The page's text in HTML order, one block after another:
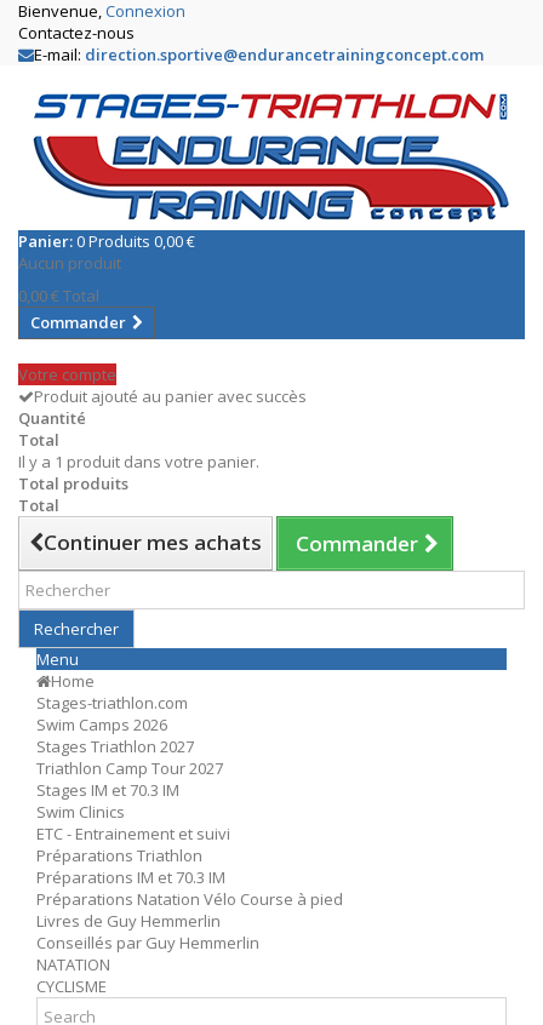
Bienvenue,Connexion
Contactez-nous
E-mail: direction.sportive@endurancetrainingconcept.com
Panier:0Produits 0,00 €
Aucun produit
0,00 € Total
Commander
Votre compte
Produit ajouté au panier avec succès
Quantité
Total
Il y a 1 produit dans votre panier.
Total produits
Total
Continuer mes achats Commander
Rechercher
Menu
Home
Stages-triathlon.com
Swim Camps 2026
Stages Triathlon 2027
Triathlon Camp Tour 2027
Stages IM et 70.3 IM
Swim Clinics
ETC - Entrainement et suivi
Préparations Triathlon
Préparations IM et 70.3 IM
Préparations Natation Vélo Course à pied
Livres de Guy Hemmerlin
Conseillés par Guy Hemmerlin
NATATION
CYCLISME